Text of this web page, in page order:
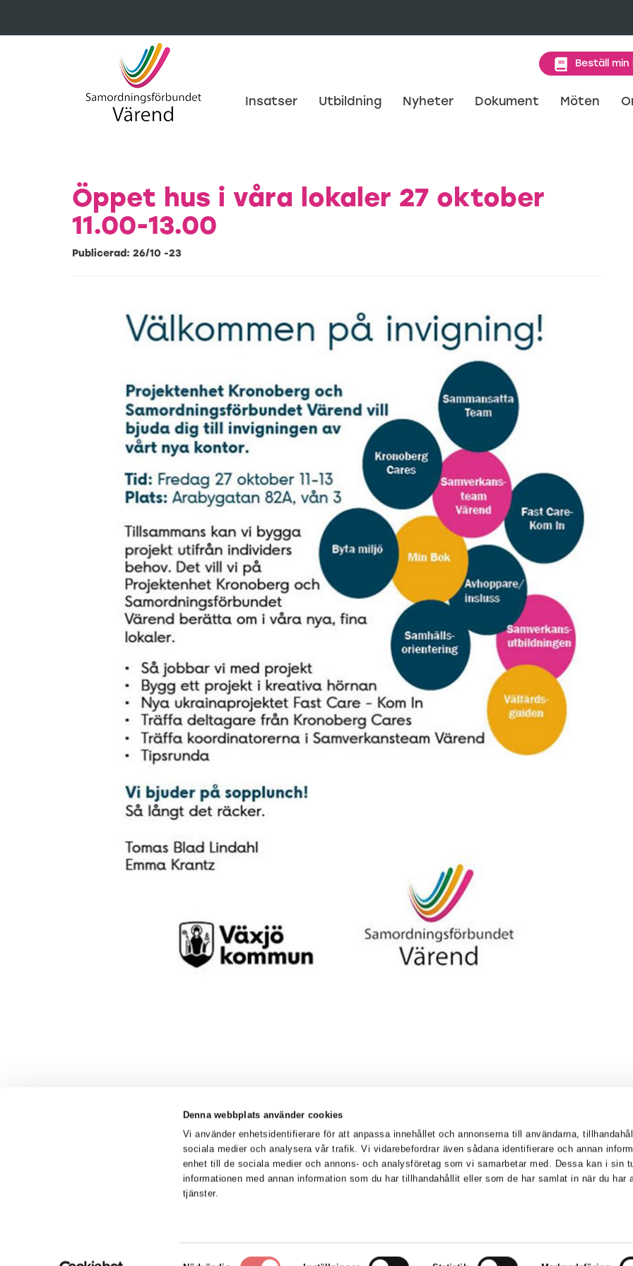
Denna webbplats använder cookies
Vi använder enhetsidentifierare för att anpassa innehållet och annonserna till användarna,
sociala medier och analysera vår trafik. Vi vidarebefordrar även sådana identifierare och annan
enhet till de sociala medier och annons- och analysföretag som vi samarbetar med. Dessa kan i sin
informationen med annan information som du har tillhandahållit eller som de har samlat in när du har
tjänster.
Beställ min
Insatser Utbildning Nyheter Dokument Möten
Öppet hus i våra lokaler 27 oktober
11.00-13.00
Publicerad: 26/10 -23
Samordningsförbundet Värend Kontakta oss